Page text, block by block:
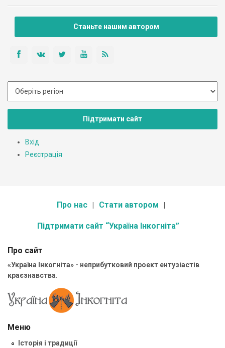
Станьте нашим автором
Підтримати сайт
Вхід
Реєстрація
Про нас Стати автором
Підтримати сайт “Україна Інкогніта”
Про сайт
«Україна Інкогніта» - неприбутковий проект ентузіастів
краєзнавства.
Меню
Історія і традиції